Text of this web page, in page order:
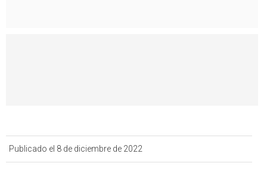
Publicado el 8 de diciembre de 2022